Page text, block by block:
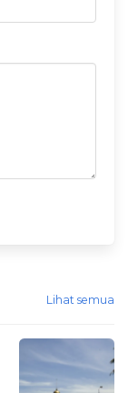
Lihat semua